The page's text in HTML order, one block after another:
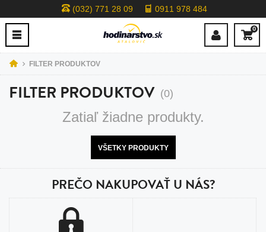
(032) 771 28 09 0911 978 484
0
FILTER PRODUKTOV
FILTER PRODUKTOV (0)
Zatiaľ žiadne produkty.
VŠETKY PRODUKTY
PREČO NAKUPOVAŤ U NÁS?